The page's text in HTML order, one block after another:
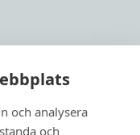
och analysera
och